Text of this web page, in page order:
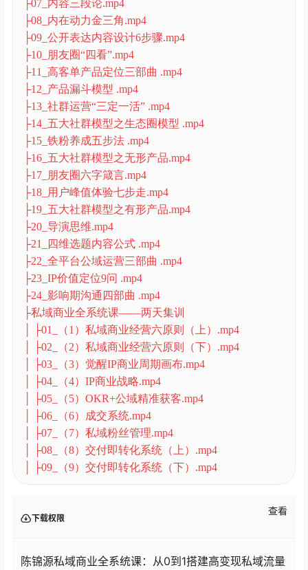
├07_内容三段论.mp4
├08_内在动力金三角.mp4
├09_公开表达内容设计6步骤.mp4
├10_朋友圈“四看”.mp4
├11_高客单产品定位三部曲 .mp4
├12_产品漏斗模型 .mp4
├13_社群运营“三定一活” .mp4
├14_五大社群模型之生态圈模型 .mp4
├15_铁粉养成五步法 .mp4
├16_五大社群模型之无形产品.mp4
├17_朋友圈六字箴言.mp4
├18_用户峰值体验七步走.mp4
├19_五大社群模型之有形产品.mp4
├20_导演思维.mp4
├21_四维选题内容公式 .mp4
├22_全平台公域运营三部曲 .mp4
├23_IP价值定位9问 .mp4
├24_影响期沟通四部曲 .mp4
├私域商业全系统课——两天集训
│ ├01_（1）私域商业经营六原则（上）.mp4
│ ├02_（2）私域商业经营六原则（下）.mp4
│ ├03_（3）觉醒IP商业周期画布.mp4
│ ├04_（4）IP商业战略.mp4
│ ├05_（5）OKR+公域精准获客.mp4
│ ├06_（6）成交系统.mp4
│ ├07_（7）私域粉丝管理.mp4
│ ├08_（8）交付即转化系统（上）.mp4
│ ├09_（9）交付即转化系统（下）.mp4
下载权限
查看
陈锦源私域商业全系统课：从0到1搭建高变现私域流量